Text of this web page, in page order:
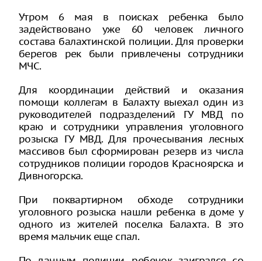
Утром 6 мая в поисках ребенка было
задействовано уже 60 человек личного
состава балахтинской полиции. Для проверки
берегов рек были привлечены сотрудники
МЧС.
Для координации действий и оказания
помощи коллегам в Балахту выехал один из
руководителей подразделений ГУ МВД по
краю и сотрудники управления уголовного
розыска ГУ МВД. Для прочесывания лесных
массивов был сформирован резерв из числа
сотрудников полиции городов Красноярска и
Дивногорска.
При поквартирном обходе сотрудники
уголовного розыска нашли ребенка в доме у
одного из жителей поселка Балахта. В это
время мальчик еще спал.